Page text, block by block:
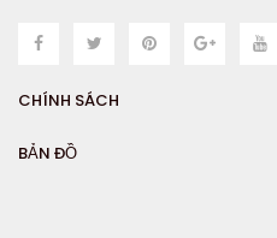
CHÍNH SÁCH
BẢN ĐỒ